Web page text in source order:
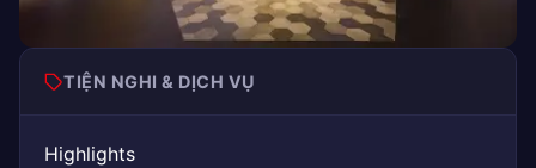
TIỆN NGHI & DỊCH VỤ
Highlights